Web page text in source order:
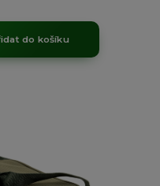
do košíku